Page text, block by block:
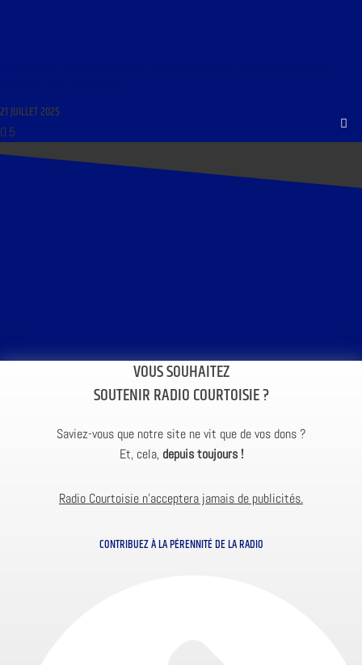
21 JUILLET 2025
VOUS SOUHAITEZ
SOUTENIR RADIO COURTOISIE ?
Saviez-vous que notre site ne vit que de vos dons ?
Et, cela, depuis toujours !
Radio Courtoisie n’acceptera jamais de publicités.
CONTRIBUEZ À LA PÉRENNITÉ DE LA RADIO